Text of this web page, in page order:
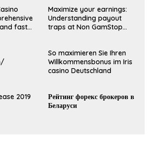
fast
Maximize your earnings:
Understanding payout
traps at Non GamStop
So maximieren Sie Ihren
Willkommensbonus im Iris
casino Deutschland
2019
Рейтинг форекс брокеров в
Беларуси